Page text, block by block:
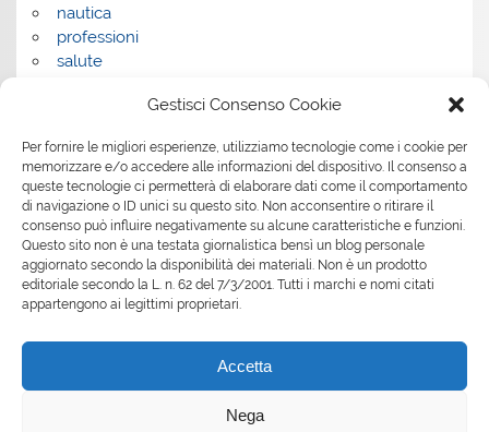
Gestisci Consenso Cookie
Per fornire le migliori esperienze, utilizziamo tecnologie come i cookie per
memorizzare e/o accedere alle informazioni del dispositivo. Il consenso a
queste tecnologie ci permetterà di elaborare dati come il comportamento
di navigazione o ID unici su questo sito. Non acconsentire o ritirare il
consenso può influire negativamente su alcune caratteristiche e funzioni.
Questo sito non è una testata giornalistica bensì un blog personale
aggiornato secondo la disponibilità dei materiali. Non è un prodotto
editoriale secondo la L. n. 62 del 7/3/2001. Tutti i marchi e nomi citati
appartengono ai legittimi proprietari.
Accetta
Nega
nautica
professioni
salute
servizi per le aziende
shopping
sport
Tech
tecnologia
travel
Uncategorized
wedding